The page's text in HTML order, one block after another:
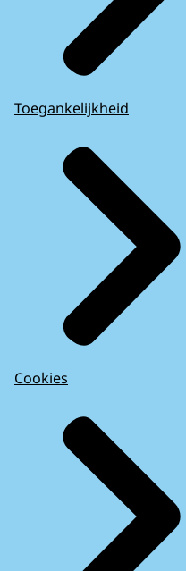
Toegankelijkheid
Cookies